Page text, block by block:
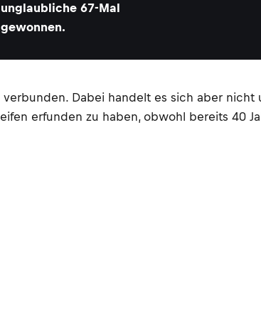
unglaubliche 67-Mal
gewonnen.
Dabei handelt es sich aber
erfunden zu haben, obwohl bereits 40